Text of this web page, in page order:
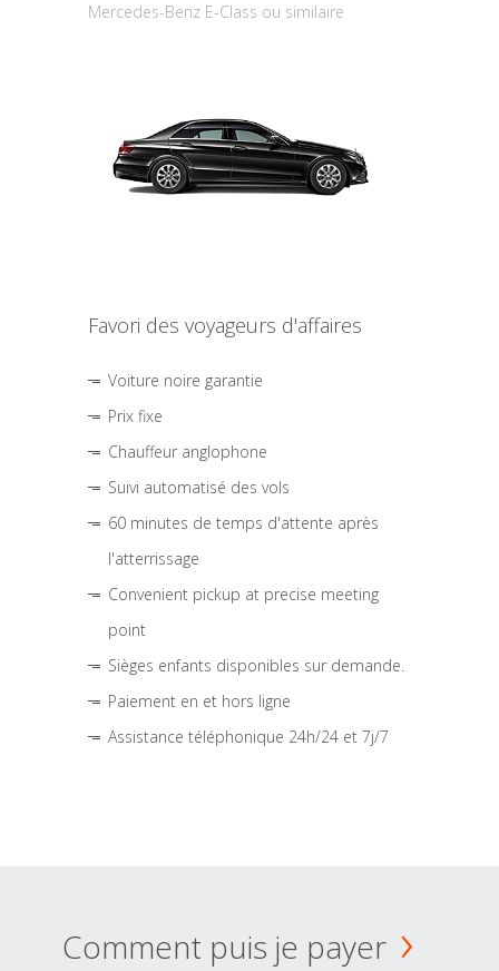
Mercedes-Benz E-Class ou similaire
Favori des voyageurs d'affaires
Voiture noire garantie
Prix fixe
Chauffeur anglophone
Suivi automatisé des vols
60 minutes de temps d'attente après
l'atterrissage
Convenient pickup at precise meeting
point
Sièges enfants disponibles sur demande.
Paiement en et hors ligne
Assistance téléphonique 24h/24 et 7j/7
Comment puis je payer